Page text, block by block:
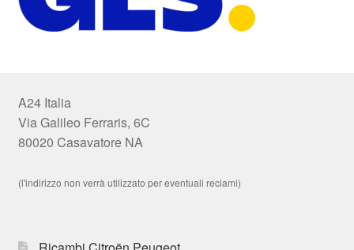
A24 Italia
Via Galileo Ferraris, 6C
80020 Casavatore NA
(l'indirizzo non verrà utilizzato per eventuali reclami)